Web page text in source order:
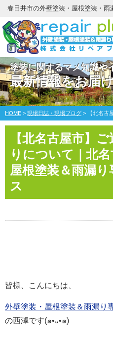
春日井市の外壁塗装・屋根塗装・雨
塗装に関するマメ知識や
最新情報をお届
HOME > 現場日誌・現場ブログ > 【北名古屋市】ご近
【北名古屋市】
りについて｜北
屋根塗装＆雨漏
ス
皆様、こんにちは、
外壁塗装・屋根塗装＆雨漏り
の西澤です(๑•᎑•๑)